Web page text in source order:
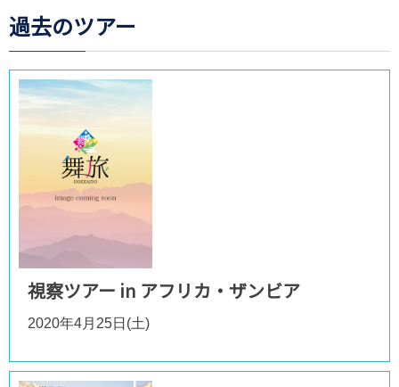
過去のツアー
視察ツアー in アフリカ・ザンビア
2020年4月25日(土)